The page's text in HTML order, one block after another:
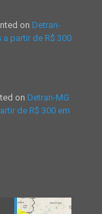
on Detran-
partir de R$ 300
on Detran-MG
de R$ 300 em